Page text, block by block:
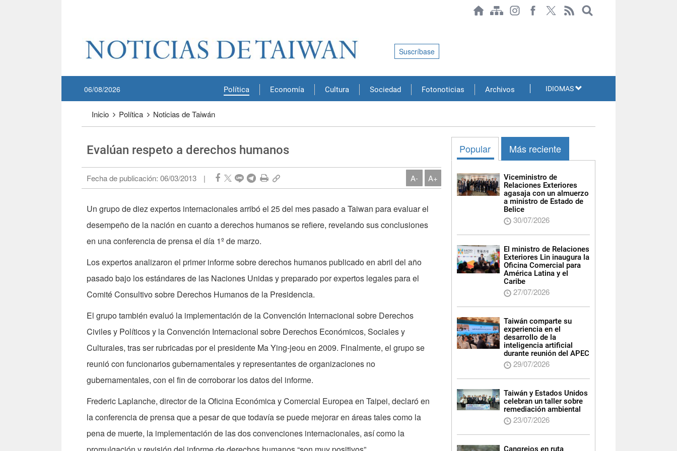
Política Economía Cultura Sociedad Fotonoticias Archivos
06/08/2026
Suscríbase
IDIOMAS
Inicio Política Noticias de Taiwán
Evalúan respeto a derechos humanos
Fecha de publicación: 06/03/2013 | A- A+
Un grupo de diez expertos internacionales arribó el 25 del mes pasado a Taiwan para evaluar el
desempeño de la nación en cuanto a derechos humanos se refiere, revelando sus conclusiones
en una conferencia de prensa el día 1º de marzo.
Los expertos analizaron el primer informe sobre derechos humanos publicado en abril del año
pasado bajo los estándares de las Naciones Unidas y preparado por expertos legales para el
Comité Consultivo sobre Derechos Humanos de la Presidencia.
El grupo también evaluó la implementación de la Convención Internacional sobre Derechos
Civiles y Políticos y la Convención Internacional sobre Derechos Económicos, Sociales y
Culturales, tras ser rubricadas por el presidente Ma Ying-jeou en 2009. Finalmente, el grupo se
reunió con funcionarios gubernamentales y representantes de organizaciones no
gubernamentales, con el fin de corroborar los datos del informe.
Frederic Laplanche, director de la Oficina Económica y Comercial Europea en Taipei, declaró en
la conferencia de prensa que a pesar de que todavía se puede mejorar en áreas tales como la
pena de muerte, la implementación de las dos convenciones internacionales, así como la
Popular Más reciente
Viceministro de
Relaciones Exteriores
agasaja con un almuerzo
a ministro de Estado de
Belice
30/07/2026
El ministro de Relaciones
Exteriores Lin inaugura la
Oficina Comercial para
América Latina y el
Caribe
27/07/2026
Taiwán comparte su
experiencia en el
desarrollo de la
inteligencia artificial
durante reunión del APEC
29/07/2026
Taiwán y Estados Unidos
celebran un taller sobre
remediación ambiental
23/07/2026
Cangrejos en ruta